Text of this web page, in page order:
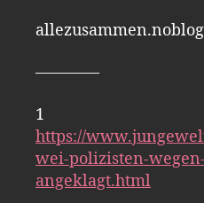
————
1
https://
wei-polizisten-
angeklagt.html